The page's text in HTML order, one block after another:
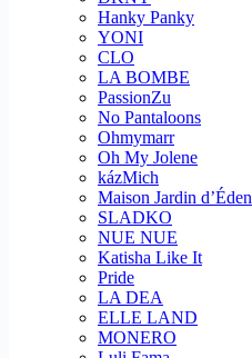
Hanky Panky
YONI
CLO
LA BOMBE
PassionZu
No Pantaloons
Ohmymarr
Oh My Jolene
kázMich
Maison Jardin d’Éden
SLADKO
NUE NUE
Katisha Like It
Pride
LA DEA
ELLE LAND
MONERO